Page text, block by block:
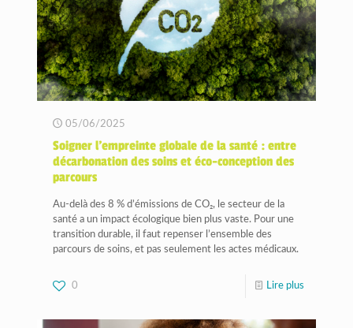
05/06/2025
Soigner l’empreinte globale de la santé : entre
décarbonation des soins et éco-conception des
parcours
Au-delà des 8 % d’émissions de CO₂, le secteur de la
santé a un impact écologique bien plus vaste. Pour une
transition durable, il faut repenser l’ensemble des
parcours de soins, et pas seulement les actes médicaux.
0 Lire plus